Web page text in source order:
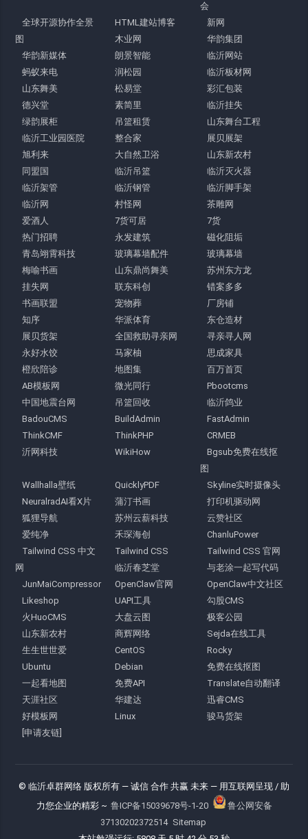
会
全球开源协作全景
图
HTML建站博客
新网
木业网
华韵集团
华韵新媒体
朗景智能
临沂网站
蚂蚁来电
润松园
临沂板材网
山东舞美
松易堂
彩汇包装
德兴堂
素简里
临沂挂失
绿韵展柜
吊篮租赁
山东舞台工程
临沂工业园医院
整合家
展贝展架
旭利来
大自然卫浴
山东新农村
同盟国
临沂吊篮
临沂灭火器
临沂架管
临沂钢管
临沂脚手架
临沂网
村怪网
茶雕网
爱酒人
7货可居
7货
热门招聘
永发建筑
磁化阻垢
青岛翊霄科技
玻璃幕墙配件
玻璃幕墙
梅喻书画
山东鼎尚舞美
苏州东方龙
挂失网
联东科创
错案多多
书画联盟
宠物葬
厂房铺
知序
华派体育
东仓造材
展贝货架
全国救助寻亲网
寻亲寻人网
永好水饺
马家柚
思成家具
橙欣陪诊
地图集
百万首页
AB模板网
微光同行
Pbootcms
中国地震台网
吊篮回收
临沂鸽业
BadouCMS
BuildAdmin
FastAdmin
ThinkCMF
ThinkPHP
CRMEB
沂网科技
WikiHow
Bgsub免费在线抠
图
Wallhalla壁纸
QuicklyPDF
Skyline实时摄像头
NeuralradAI看X片
蒲汀书画
打印机驱动网
狐狸导航
苏州云薪科技
云赞社区
爱纯净
禾琛海创
ChanluPower
Tailwind CSS 中文
网
Tailwind CSS
Tailwind CSS 官网
临沂春芝堂
与老涂一起写代码
JunMaiCompressor
OpenClaw官网
OpenClaw中文社区
Likeshop
UAPI工具
勾股CMS
火HuoCMS
大盘云图
极客公园
山东新农村
商辉网络
Sejda在线工具
生生世世爱
CentOS
Rocky
Ubuntu
Debian
免费在线抠图
一起看地图
免费API
Translate自动翻译
天涯社区
华建达
迅睿CMS
好模板网
Linux
骏马货架
[申请友链]
© 临沂卓群网络 版权所有 — 诚信 合作 共赢 未来 — 用互联网呈现 / 助
力您企业的精彩 ~ 鲁ICP备15039678号-1-20
鲁公网安备
37130202372514 Sitemap